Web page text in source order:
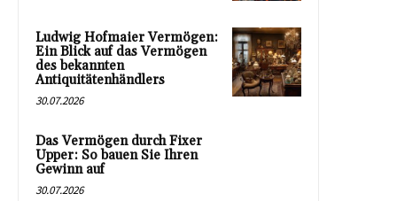
Ludwig Hofmaier Vermögen:
Ein Blick auf das Vermögen
des bekannten
Antiquitätenhändlers
30.07.2026
Das Vermögen durch Fixer
Upper: So bauen Sie Ihren
Gewinn auf
30.07.2026